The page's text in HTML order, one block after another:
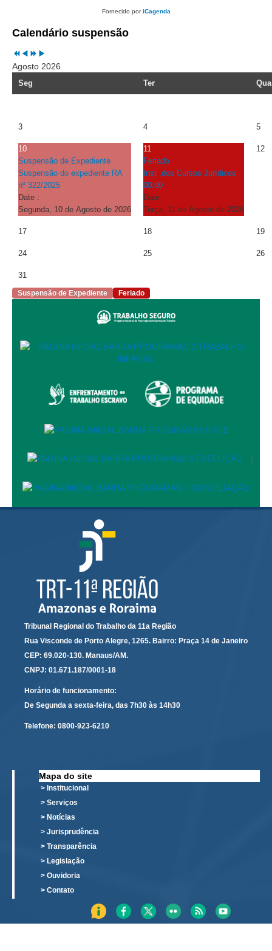
Portal Execução
Portal Proad
Portal dos Precatórios e Requisições de
Pequeno Valor
Suspensão e Prorrogação de Prazos
Busca Geral
Portal de Doações do TRT11
Estatísticas
Pesquisa de metas Nacionais
Pontos de Inclusão Digital
Conexão Inclusiva
Inscrições
Informe de Rendimentos - 2026
Notícias
Todas as Notícias
Comunicados
Campanhas
Fale com a Comunicação
Jurisprudência
Consulta Jurisprudencial
Falcão - Busca por Jurisprudência
Pangea - precedentes qualificados
Precedentes e Ações Coletivas
Transparência
Portal Transparência
Gestão
Audiências e Sessões
Serviço de Informação ao Cidadão
Ouvidoria
Tecnologia da Informação e Comunicação
Fornecido poriCagenda
Calendário suspensão
Agosto 2026
Seg Ter Qua
3 4 5
10
Suspensão de Expediente
Suspensão do expediente RA
nº 322/2025
Date :
Segunda, 10 de Agosto de 2026
11
Feriado
Inst .dos Cursos Jurídicos
00:00
Date :
Terça, 11 de Agosto de 2026
12
17 18 19
24 25 26
31
Suspensão de Expediente Feriado
|
Tribunal Regional do Trabalho da 11a Região
Rua Visconde de Porto Alegre, 1265. Bairro: Praça 14 de Janeiro
CEP: 69.020-130. Manaus/AM.
CNPJ: 01.671.187/0001-18
Horário de funcionamento:
De Segunda a sexta-feira, das 7h30 às 14h30
Telefone: 0800-923-6210
Mapa do site
> Institucional
> Serviços
> Notícias
> Jurisprudência
> Transparência
> Legislação
> Ouvidoria
> Contato